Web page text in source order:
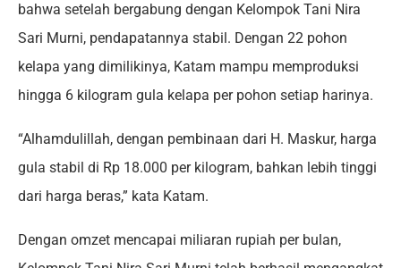
bahwa setelah bergabung dengan Kelompok Tani Nira
Sari Murni, pendapatannya stabil. Dengan 22 pohon
kelapa yang dimilikinya, Katam mampu memproduksi
hingga 6 kilogram gula kelapa per pohon setiap harinya.
“Alhamdulillah, dengan pembinaan dari H. Maskur, harga
gula stabil di Rp 18.000 per kilogram, bahkan lebih tinggi
dari harga beras,” kata Katam.
Dengan omzet mencapai miliaran rupiah per bulan,